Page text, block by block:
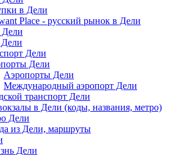
в Дели
Place - русский рынок в Дели
Дели
Дели
Дели
Дели
Аэропорты Дели
Международный аэропорт Дели
транспорт Дели
в Дели (коды, названия, метро)
Дели
из Дели, маршруты
Дели